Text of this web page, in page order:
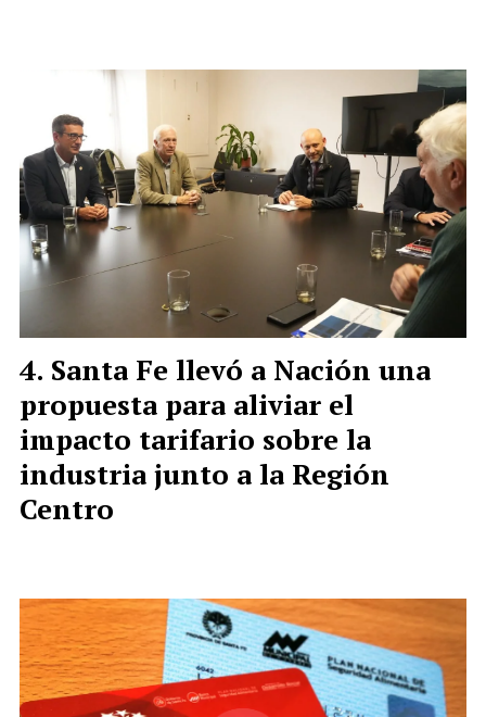
Santa Fe llevó a Nación una
propuesta para aliviar el
impacto tarifario sobre la
industria junto a la Región
Centro